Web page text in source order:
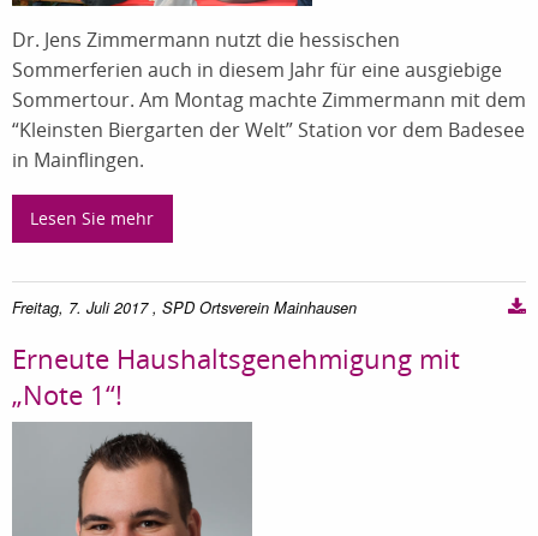
Dr. Jens Zimmermann nutzt die hessischen
Sommerferien auch in diesem Jahr für eine ausgiebige
Sommertour. Am Montag machte Zimmermann mit dem
“Kleinsten Biergarten der Welt” Station vor dem Badesee
in Mainflingen.
Lesen Sie mehr
Freitag, 7. Juli 2017 , SPD Ortsverein Mainhausen
Erneute Haushaltsgenehmigung mit
„Note 1“!